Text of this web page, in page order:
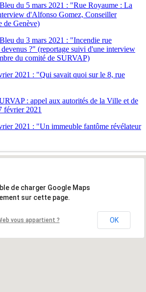
du 5 mars 2021 : "Rue Royaume : La
d'Alfonso Gomez, Conseiller
de Genève)
du 3 mars 2021 : "Incendie rue
?" (reportage suivi d'une interview
du comité de SURVAP)
2021 : "Qui savait quoi sur le 8, rue
: appel aux autorités de la Ville et de
février 2021
2021 : "Un immeuble fantôme révélateur
de charger Google Maps
sur cette page.
vous appartient ? OK